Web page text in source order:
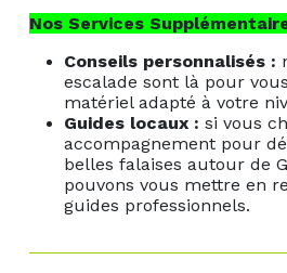
Nos Services
Conseils personnalisés :
escalade sont là pour
matériel adapté à votre
Guides locaux : si vous
accompagnement pour
belles falaises autour de
pouvons vous mettre en
guides professionnels.